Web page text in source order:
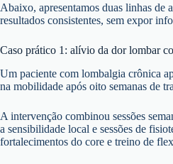
Abaixo, apresentamos duas linhas de
resultados consistentes, sem expor
Caso prático 1: alívio da dor lombar
Um paciente com lombalgia crônica
na mobilidade após oito semanas de
A intervenção combinou sessões
a sensibilidade local e sessões de
fortalecimentos do core e treino de